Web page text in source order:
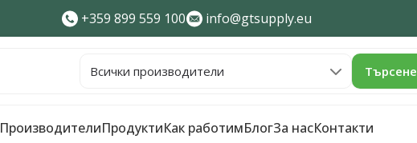
+359 899 559 100 info@gtsupply.eu
Търсене
ПроизводителиПродуктиКак работимБлогЗа насКонтакти